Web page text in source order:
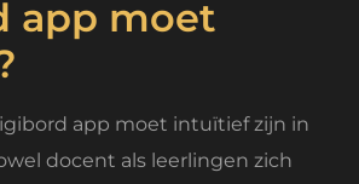
app moet
app moet intuïtief zijn in
docent als leerlingen zich